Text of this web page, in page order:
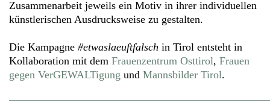
Zusammenarbeit jeweils ein Motiv in ihrer individuellen
künstlerischen Ausdrucksweise zu gestalten.
Die Kampagne #etwaslaeuftfalsch in Tirol entsteht in
Kollaboration mit dem Frauenzentrum Osttirol, Frauen
gegen VerGEWALTigung und Mannsbilder Tirol.